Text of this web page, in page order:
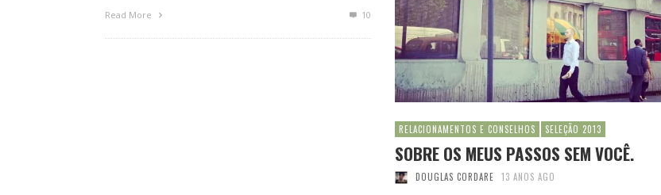
Read More 10
RELACIONAMENTOS E CONSELHOS SELEÇÃO 2013
SOBRE OS MEUS PASSOS SEM VOCÊ.
DOUGLAS CORDARE 13 ANOS AGO